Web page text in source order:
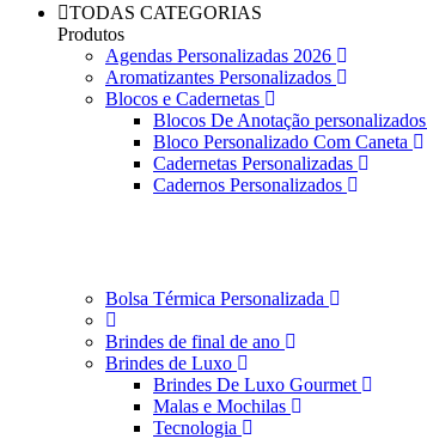
TODAS CATEGORIAS
Produtos
Agendas Personalizadas 2026
Aromatizantes Personalizados
Blocos e Cadernetas
Blocos De Anotação personalizados
Bloco Personalizado Com Caneta
Cadernetas Personalizadas
Cadernos Personalizados
Bolsa Térmica Personalizada
Brindes de final de ano
Brindes de Luxo
Brindes De Luxo Gourmet
Malas e Mochilas
Tecnologia